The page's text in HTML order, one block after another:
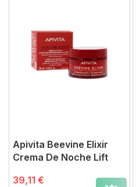
Apivita Beevine Elixir
Crema De Noche Lift
39,11 €